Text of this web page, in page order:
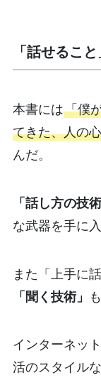
「話せるこ
本書には「僕
てきた、人の
んだ。
「話し方の技術
な武器を手に
また「上手に
「聞く技術」
インターネッ
活のスタイル